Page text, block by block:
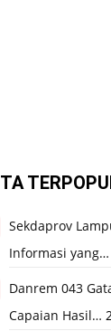
Sekdaprov
Informasi yang…
Danrem 043
Capaian Hasil…